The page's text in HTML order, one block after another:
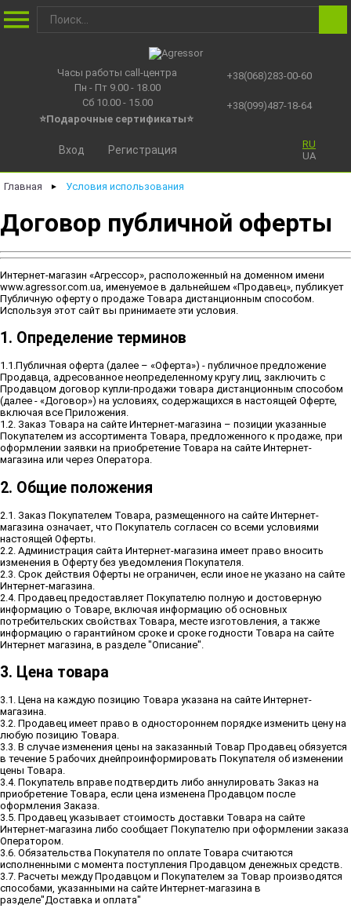
Часы работы call-центра
Пн - Пт 9.00 - 18.00
Сб 10.00 - 15.00
⭐Подарочные сертификаты⭐
+38(068)283-00-60
+38(099)487-18-64
RU
UA
Вход Регистрация
Главная ► Условия использования
Договор публичной оферты
Интернет-магазин «Агрессор», расположенный на доменном имени
www.agressor.com.ua, именуемое в дальнейшем «Продавец», публикует
Публичную оферту о продаже Товара дистанционным способом.
Используя этот сайт вы принимаете эти условия.
1. Определение терминов
1.1.Публичная оферта (далее – «Оферта») - публичное предложение
Продавца, адресованное неопределенному кругу лиц, заключить с
Продавцом договор купли-продажи товара дистанционным способом
(далее - «Договор») на условиях, содержащихся в настоящей Оферте,
включая все Приложения.
1.2. Заказ Товара на сайте Интернет-магазина – позиции указанные
Покупателем из ассортимента Товара, предложенного к продаже, при
оформлении заявки на приобретение Товара на сайте Интернет-
магазина или через Оператора.
2. Общие положения
2.1. Заказ Покупателем Товара, размещенного на сайте Интернет-
магазина означает, что Покупатель согласен со всеми условиями
настоящей Оферты.
2.2. Администрация сайта Интернет-магазина имеет право вносить
изменения в Оферту без уведомления Покупателя.
2.3. Срок действия Оферты не ограничен, если иное не указано на сайте
Интернет-магазина.
2.4. Продавец предоставляет Покупателю полную и достоверную
информацию о Товаре, включая информацию об основных
потребительских свойствах Товара, месте изготовления, а также
информацию о гарантийном сроке и сроке годности Товара на сайте
Интернет магазина, в разделе "Описание".
3. Цена товара
3.1. Цена на каждую позицию Товара указана на сайте Интернет-
магазина.
3.2. Продавец имеет право в одностороннем порядке изменить цену на
любую позицию Товара.
3.3. В случае изменения цены на заказанный Товар Продавец обязуется
в течение 5 рабочих днейпроинформировать Покупателя об изменении
цены Товара.
3.4. Покупатель вправе подтвердить либо аннулировать Заказ на
приобретение Товара, если цена изменена Продавцом после
оформления Заказа.
3.5. Продавец указывает стоимость доставки Товара на сайте
Интернет-магазина либо сообщает Покупателю при оформлении заказа
Оператором.
3.6. Обязательства Покупателя по оплате Товара считаются
исполненными с момента поступления Продавцом денежных средств.
3.7. Расчеты между Продавцом и Покупателем за Товар производятся
способами, указанными на сайте Интернет-магазина в
разделе"Доставка и оплата"